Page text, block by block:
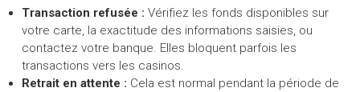
Transaction refusée : Vérifiez les fonds disponibles sur
votre carte, la exactitude des informations saisies, ou
contactez votre banque. Elles bloquent parfois les
transactions vers les casinos.
Retrait en attente : Cela est normal pendant la période de